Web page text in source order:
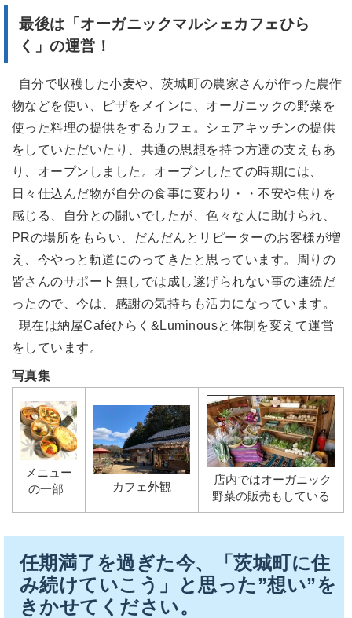
最後は 「オーガニックマルシェカフェひら
く」の運営！
自分で収穫した小麦や、茨城町の農家さんが作った農作
物などを使い、ピザをメインに、オーガニックの野菜を
使った料理の提供をするカフェ。シェアキッチンの提供
をしていただいたり、共通の思想を持つ方達の支えもあ
り、オープンしました。オープンしたての時期には、
日々仕込んだ物が自分の食事に変わり・・不安や焦りを
感じる、自分との闘いでしたが、色々な人に助けられ、
PRの場所をもらい、だんだんとリピーターのお客様が増
え、今やっと軌道にのってきたと思っています。周りの
皆さんのサポート無しでは成し遂げられない事の連続だ
ったので、今は、感謝の気持ちも活力になっています。
現在は納屋Caféひらく&Luminousと体制を変えて運営
をしています。
写真集
メニュー
の一部
カフェ外観
店内ではオーガニック
野菜の販売もしている
任期満了を過ぎた今、「茨城町に住
み続けていこう」と思った”想い”を
きかせてください。